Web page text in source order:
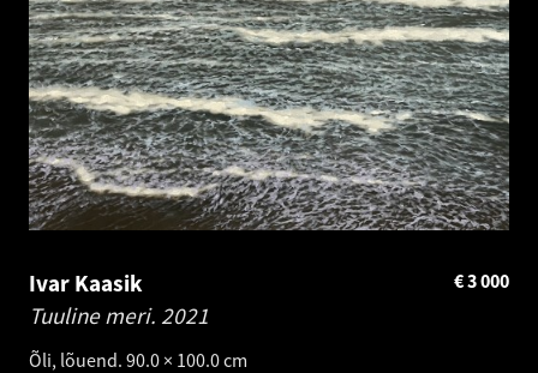
Ivar Kaasik
Tuuline meri. 2021
Õli, lõuend. 90.0 × 100.0 cm
3 000
€